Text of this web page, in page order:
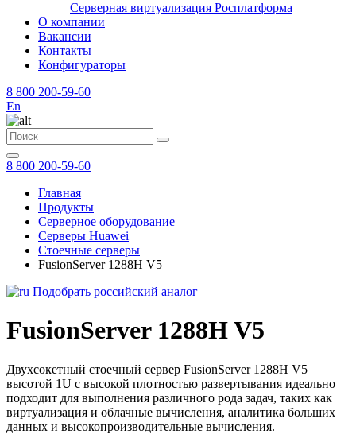
Серверная виртуализация Росплатформа
О компании
Вакансии
Контакты
Конфигураторы
8 800 200-59-60
En
8 800 200-59-60
Главная
Продукты
Серверное оборудование
Серверы Huawei
Стоечные серверы
FusionServer 1288H V5
Подобрать российский аналог
FusionServer 1288H V5
Двухсокетный стоечный сервер FusionServer 1288H V5
высотой 1U с высокой плотностью развертывания идеально
подходит для выполнения различного рода задач, таких как
виртуализация и облачные вычисления, аналитика больших
данных и высокопроизводительные вычисления.